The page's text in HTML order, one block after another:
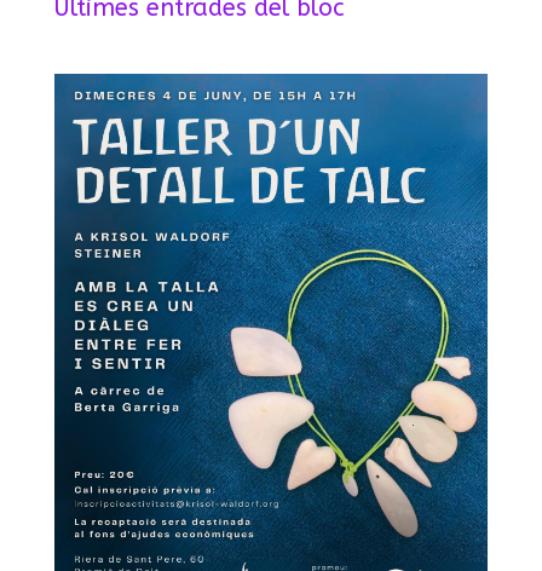
Últimes entrades del bloc